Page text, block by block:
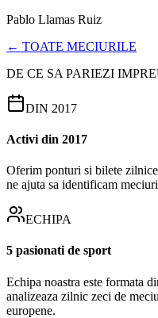
Pablo Llamas Ruiz
← TOATE MECIURILE
DE CE SA PARIEZI
DIN 2017
Activi din 2017
Oferim ponturi si bilete
ne ajuta sa identificam
ECHIPA
5 pasionati de sport
Echipa noastra este formata
analizeaza zilnic zeci de
europene.